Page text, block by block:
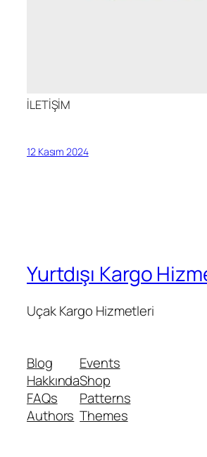
İLETİŞİM
12 Kasım 2024
Yurtdışı Kargo
Uçak Kargo Hizmetleri
Blog
Hakkında
FAQs
Authors
Events
Shop
Patterns
Themes